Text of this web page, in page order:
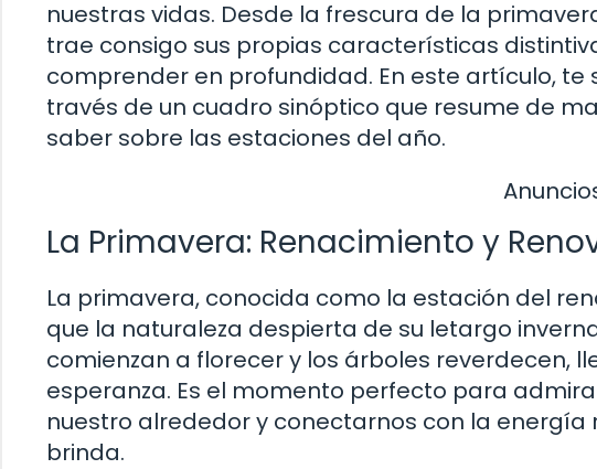
nuestras vidas. Desde la frescura de la
trae consigo sus propias características
comprender en profundidad. En este artículo,
través de un cuadro sinóptico que resume de
saber sobre las estaciones del año.
La Primavera: Renacimiento y
La primavera, conocida como la estación del
que la naturaleza despierta de su letargo
comienzan a florecer y los árboles reverdecen,
esperanza. Es el momento perfecto para
nuestro alrededor y conectarnos con la
brinda.